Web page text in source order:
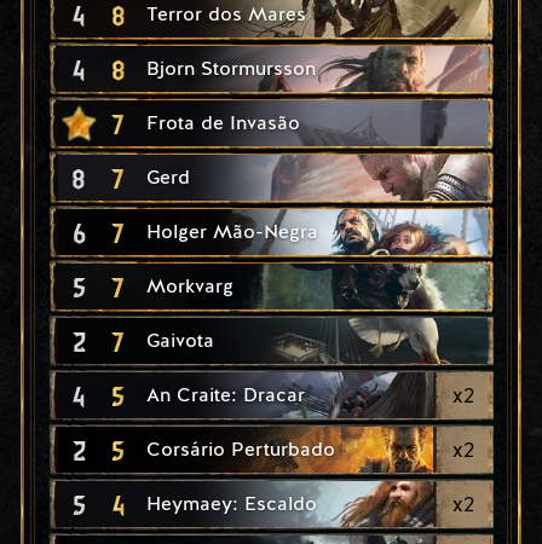
4 8 Terror dos Mares
4 8 Bjorn Stormursson
7 Frota de Invasão
8 7 Gerd
6 7 Holger Mão-Negra
5 7 Morkvarg
2 7 Gaivota
4 5 An Craite: Dracar x2
2 5 Corsário Perturbado x2
5 4 Heymaey: Escaldo x2